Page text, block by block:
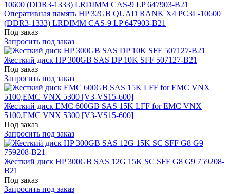
Оперативная память HP 32GB QUAD RANK X4 PC3L-10600
(DDR3-1333) LRDIMM CAS-9 LP 647903-B21
Под заказ
Запросить под заказ
Жесткий диск HP 300GB SAS DP 10K SFF 507127-B21
Под заказ
Запросить под заказ
Жесткий диск EMC 600GB SAS 15K LFF for EMC VNX
5100,EMC VNX 5300 [V3-VS15-600]
Под заказ
Запросить под заказ
Жесткий диск HP 300GB SAS 12G 15K SC SFF G8 G9 759208-
B21
Под заказ
Запросить под заказ